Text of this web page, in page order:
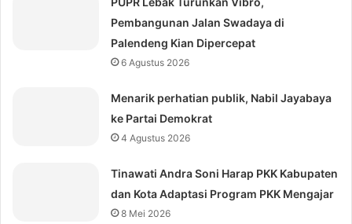
Pembangunan Jalan Swadaya di
Palendeng Kian Dipercepat
6 Agustus 2026
Menarik perhatian publik, Nabil Jayabaya
ke Partai Demokrat
4 Agustus 2026
Tinawati Andra Soni Harap PKK Kabupaten
dan Kota Adaptasi Program PKK Mengajar
8 Mei 2026